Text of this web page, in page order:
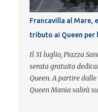
Francavilla al Mare,
tributo ai Queen per
Il 31 luglio, Piazza
serata gratuita
Queen. A partire dalle
Queen Mania salirà